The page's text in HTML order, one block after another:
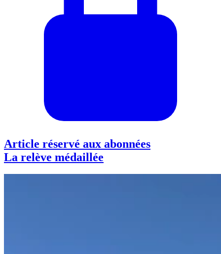
Article réservé aux abonnées
La relève médaillée